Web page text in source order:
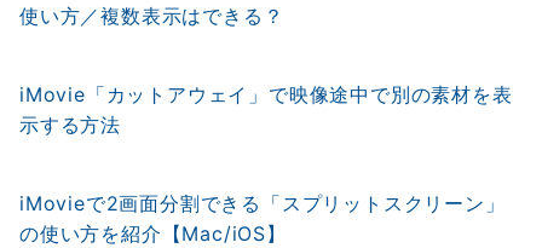
使い方／複数表示はできる？
iMovie「カットアウェイ」で映像途中で別の素材を表
示する方法
iMovieで2画面分割できる「スプリットスクリーン」
の使い方を紹介【Mac/iOS】